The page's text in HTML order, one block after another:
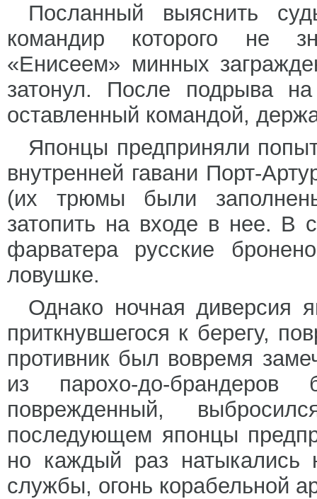
Посланный выяснить
командир которого не
«Енисеем» минных
затонул. После подрыва
оставленный командой,
Японцы предприняли
внутренней гавани Порт-
(их трюмы были
затопить на входе в нее. В
фарватера русские
ловушке.
Однако ночная диверсия
приткнувшегося к берегу,
противник был вовремя
из парохо-до-
поврежденный,
последующем японцы
но каждый раз натыкались
службы, огонь корабельной